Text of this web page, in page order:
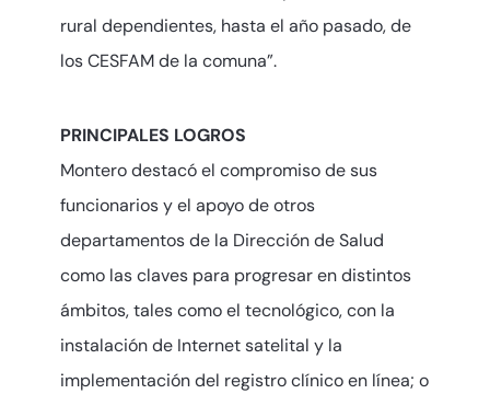
rural dependientes, hasta el año pasado, de
los CESFAM de la comuna”.
PRINCIPALES LOGROS
Montero destacó el compromiso de sus
funcionarios y el apoyo de otros
departamentos de la Dirección de Salud
como las claves para progresar en distintos
ámbitos, tales como el tecnológico, con la
instalación de Internet satelital y la
implementación del registro clínico en línea; o